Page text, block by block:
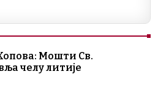
Мошти Св.
челу литије